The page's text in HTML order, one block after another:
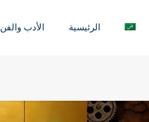
الرئيسية الأدب والفن